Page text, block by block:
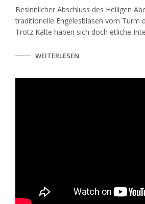
Besinnlicher Abschluss des Heiligen
traditionelle Engelesblasen vom Turm
Trotz Kälte haben sich doch etliche
WEITERLESEN